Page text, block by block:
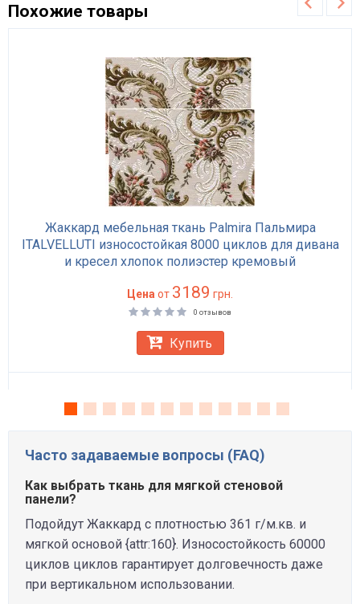
Похожие товары
Жаккард мебельная ткань Palmira Пальмира
ITALVELLUTI износостойкая 8000 циклов для дивана
и кресел хлопок полиэстер кремовый
Цена от 3189 грн.
0 отзывов
Купить
Часто задаваемые вопросы (FAQ)
Как выбрать ткань для мягкой стеновой
панели?
Подойдут Жаккард с плотностью 361 г/м.кв. и
мягкой основой {attr:160}. Износостойкость 60000
циклов циклов гарантирует долговечность даже
при вертикальном использовании.